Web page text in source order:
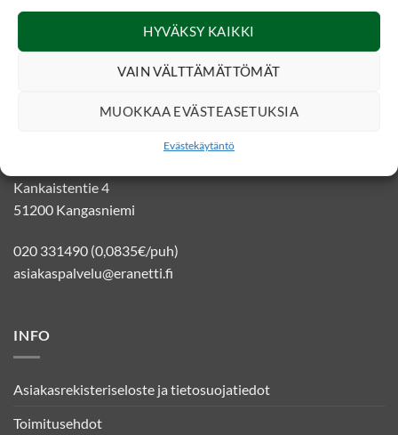
HYVÄKSY KAIKKI
VAIN VÄLTTÄMÄTTÖMÄT
MUOKKAA EVÄSTEASETUKSIA
Evästekäytäntö
YHTEYSTIEDOT
Kankaistentie 4
51200 Kangasniemi
020 331490 (0,0835€/puh)
asiakaspalvelu@eranetti.fi
INFO
Asiakasrekisteriseloste ja tietosuojatiedot
Toimitusehdot